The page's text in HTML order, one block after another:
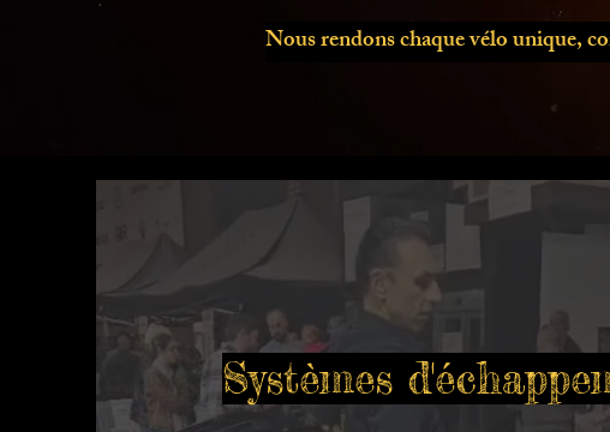
Nous rendons chaque vélo unique,
Systèmes